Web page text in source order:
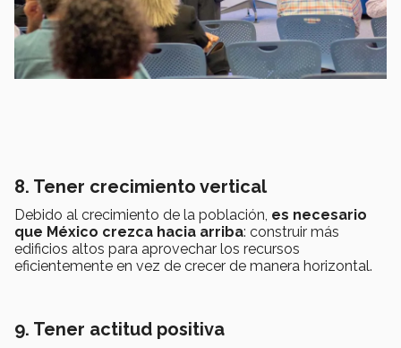
8. Tener crecimiento vertical
Debido al crecimiento de la población, es necesario
que México crezca hacia arriba: construir más
edificios altos para aprovechar los recursos
eficientemente en vez de crecer de manera horizontal.
9. Tener actitud positiva